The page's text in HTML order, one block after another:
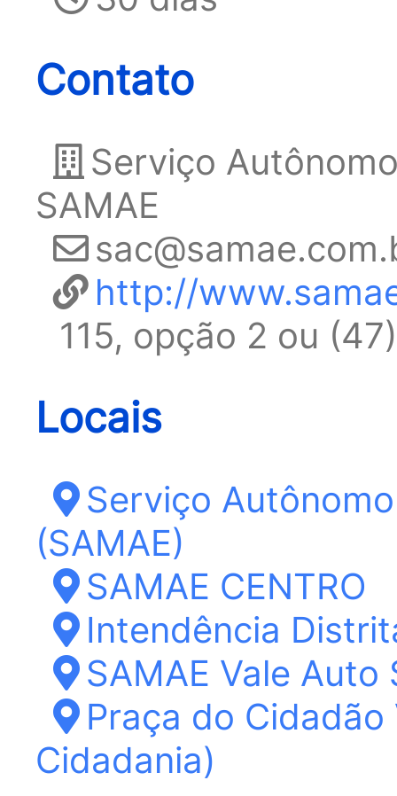
Contato
Serviço
SAMAE
http://
115, opção 2 ou
Locais
Serviço
(SAMAE)
SAMAE CENTRO
Intendência
SAMAE Vale Auto
Praça do
Cidadania)